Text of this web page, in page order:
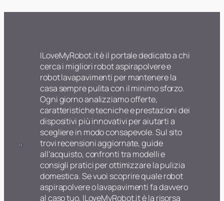
ILoveMyRobot.it è il portale dedicato a chi
cerca i migliori robot aspirapolvere e
robot lavapavimenti per mantenere la
casa sempre pulita con il minimo sforzo.
Ogni giorno analizziamo offerte,
caratteristiche tecniche e prestazioni dei
dispositivi più innovativi per aiutarti a
scegliere in modo consapevole. Sul sito
trovi recensioni aggiornate, guide
all’acquisto, confronti tra modelli e
consigli pratici per ottimizzare la pulizia
domestica. Se vuoi scoprire quale robot
aspirapolvere o lavapavimenti fa davvero
al caso tuo, ILoveMyRobot.it è la risorsa